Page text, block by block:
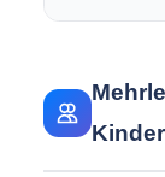
Kinder